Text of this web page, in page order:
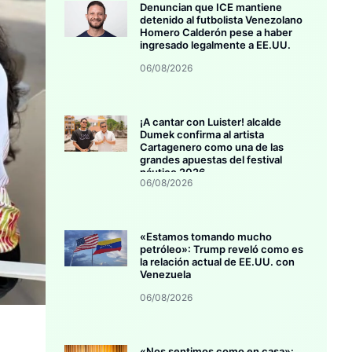
Denuncian que ICE mantiene
detenido al futbolista Venezolano
Homero Calderón pese a haber
ingresado legalmente a EE.UU.
06/08/2026
¡A cantar con Luister! alcalde
Dumek confirma al artista
Cartagenero como una de las
grandes apuestas del festival
náutico 2026
06/08/2026
«Estamos tomando mucho
petróleo»: Trump reveló como es
la relación actual de EE.UU. con
Venezuela
06/08/2026